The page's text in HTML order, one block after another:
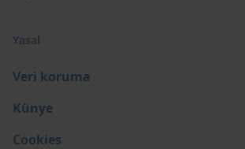
Yasal
Veri koruma
Künye
Cookies